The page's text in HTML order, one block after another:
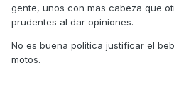
gente, unos con mas cabeza que
prudentes al dar opiniones.
No es buena politica justificar el
motos.